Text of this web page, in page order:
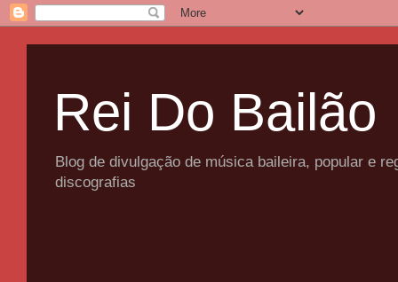
Rei Do Bailão
Blog de divulgação de música baileira, popular e
discografias